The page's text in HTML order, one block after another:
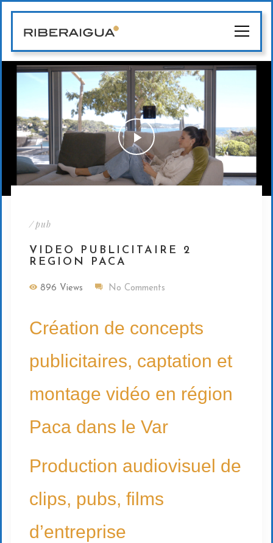
/ pub
VIDEO PUBLICITAIRE 2
REGION PACA
896 Views No Comments
Création de concepts
publicitaires, captation et
montage vidéo en région
Paca dans le Var
Production audiovisuel de
clips, pubs, films
d’entreprise